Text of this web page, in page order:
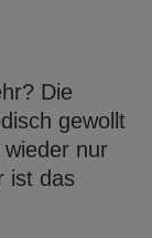
Die
gewollt
nur
ist das